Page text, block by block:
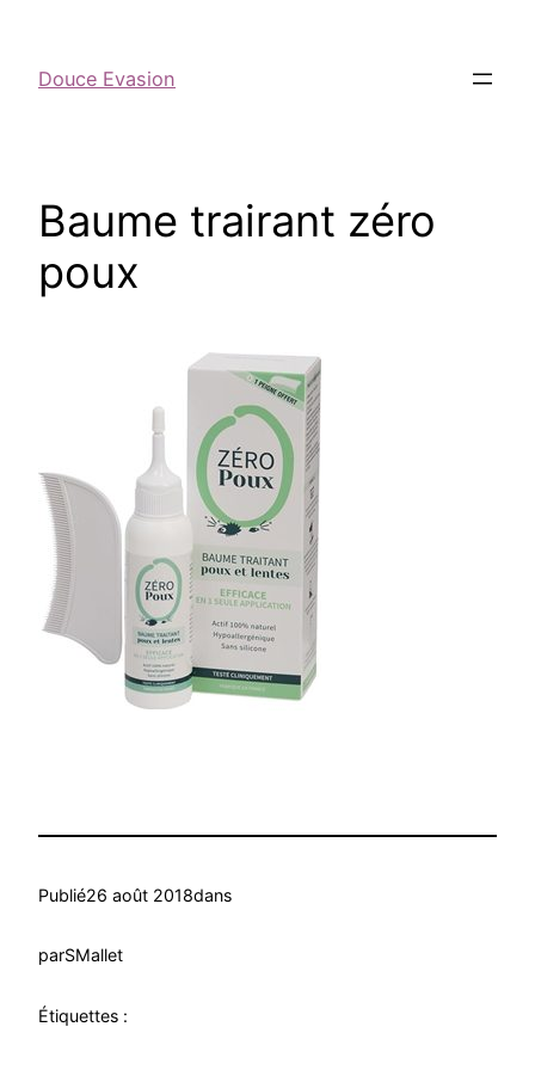
Douce Evasion
Baume trairant zéro
poux
Publié26 août 2018dans
parSMallet
Étiquettes :